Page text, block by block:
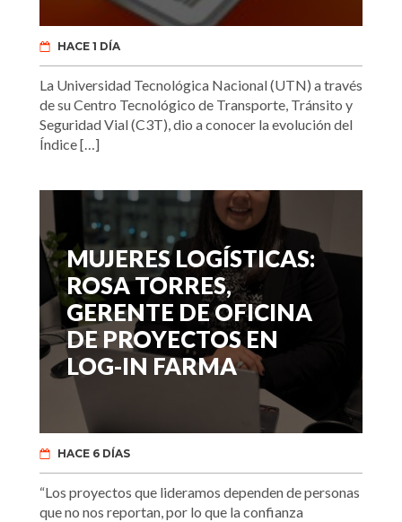
HACE 1 DÍA
La Universidad Tecnológica Nacional (UTN) a través
de su Centro Tecnológico de Transporte, Tránsito y
Seguridad Vial (C3T), dio a conocer la evolución del
Índice […]
MUJERES LOGÍSTICAS:
ROSA TORRES,
GERENTE DE OFICINA
DE PROYECTOS EN
LOG-IN FARMA
HACE 6 DÍAS
“Los proyectos que lideramos dependen de personas
que no nos reportan, por lo que la confianza